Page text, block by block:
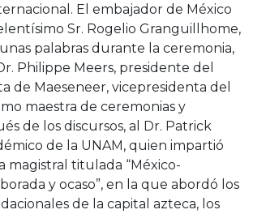
El embajador de México
Sr. Rogelio Granguillhome,
palabras durante la ceremonia,
Philippe Meers, presidente del
de Maeseneer, vicepresidenta del
maestra de ceremonias y
de los discursos, al Dr. Patrick
de la UNAM, quien impartió
magistral titulada “México-
y ocaso”, en la que abordó los
de la capital azteca, los